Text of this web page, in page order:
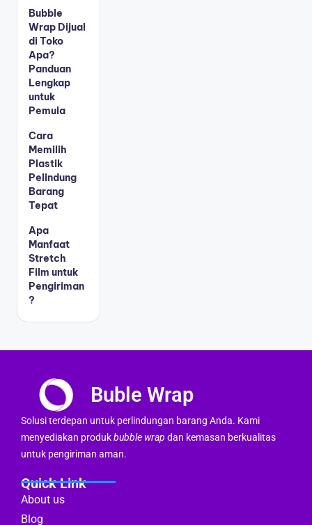
Bubble
Wrap Dijual
di Toko
Apa?
Panduan
Lengkap
untuk
Pemula
Cara
Memilih
Plastik
Pelindung
Barang
Tepat
Apa
Manfaat
Stretch
Film untuk
Pengiriman
?
Buble Wrap
Solusi terdepan untuk perlindungan barang Anda. Kami
menyediakan produkbubble wrap dan kemasan berkualitas
untuk pengiriman aman.
Quick Link
About us
Blog